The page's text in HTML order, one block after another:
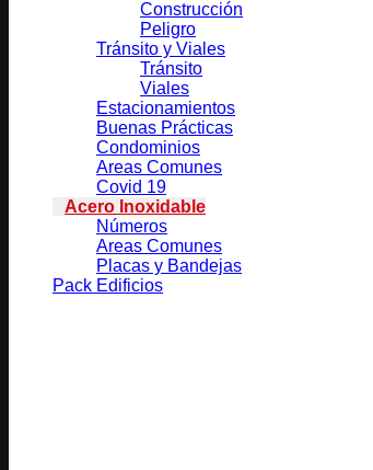
Construcción
Peligro
Tránsito y Viales
Tránsito
Viales
Estacionamientos
Buenas Prácticas
Condominios
Areas Comunes
Covid 19
Acero Inoxidable
Números
Areas Comunes
Placas y Bandejas
Pack Edificios